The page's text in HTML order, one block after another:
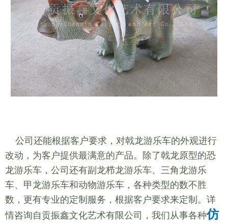
公司还能根据客户要求，对戟龙游乐车的外观进行
改动，为客户提供最满意的产品。除了戟龙原型的恐
龙游乐车，公司还有副龙栉龙游乐车、三角龙游乐
车、甲龙游乐车和动物游乐车，各种类型的数不胜
数，更有专业的定制服务，根据客户要求来定制。详
情咨询自贡振鑫文化艺术有限公司，我们从事各种仿